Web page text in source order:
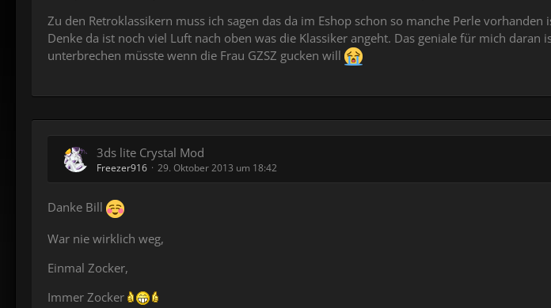
Zu den Retroklassikern muss ich sagen das da im Eshop schon so manche Perle
Denke da ist noch viel Luft nach oben was die Klassiker angeht. Das geniale für mich
unterbrechen müsste wenn die Frau GZSZ gucken will
3ds lite Crystal Mod
Freezer916 29. Oktober 2013 um 18:42
Danke Bill
War nie wirklich weg,
Einmal Zocker,
Immer Zocker